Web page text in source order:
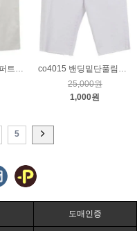
co4024 린넨뒷지퍼트임스커트_크림S
co4015 밴딩밑단풀림반팬츠_크림26
25,000원
1,000원
5
도매인증